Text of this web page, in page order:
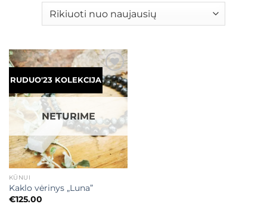
RUDUO'23 KOLEKCIJA
Mėgstamiausias
NETURIME
KŪNUI
Kaklo vėrinys „Luna”
€125.00